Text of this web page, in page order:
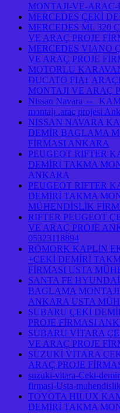
MONTAJI-VE-
MERCEDES ÇEKİ
MERCEDES ML 320
VE ARAÇ PROJE
MERCEDES VIANO
VE ARAÇ PROJE
MOTORLU
DUCATO FIAT
MONTAJI VE ARAÇ
Nissan Navara ⇔
montajı .araç projesi
NISSAN NAVARA
DEMİR BAGLAMA
FİRMASI ANKARA
PEUGEOT RIFTER
DEMİRİ TAKMA
ANKARA
PEUGEOT RIFTER
DEMİRİ TAKMA
MÜHENDİSLİK
RIFTER PEUGEOT
VE ARAÇ PROJE
05323118894
RÖMORK KAPLİN
+ÇEKİ DEMİRİ
FİRMASI USTA
SANTA FE
BAGLAMA
ANKARA USTA
SUBARU ÇEKİ
PROJE FİRMASI
SUBARU VİTARA
VE ARAÇ PROJE
SUZUKİ VİTARA
ARAÇ PROJE
suzuki-vitara-Ceki-
firmasi-Usta-
TOYOTA HILUX
DEMİRİ TAKMA